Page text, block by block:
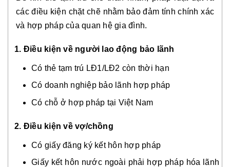
các điều kiện chặt chẽ nhằm bảo đảm tính chính xác
và hợp pháp của quan hệ gia đình.
1. Điều kiện về người lao động bảo lãnh
Có thẻ tạm trú LĐ1/LĐ2 còn thời hạn
Có doanh nghiệp bảo lãnh hợp pháp
Có chỗ ở hợp pháp tại Việt Nam
2. Điều kiện về vợ/chồng
Có giấy đăng ký kết hôn hợp pháp
Giấy kết hôn nước ngoài phải hợp pháp hóa lãnh